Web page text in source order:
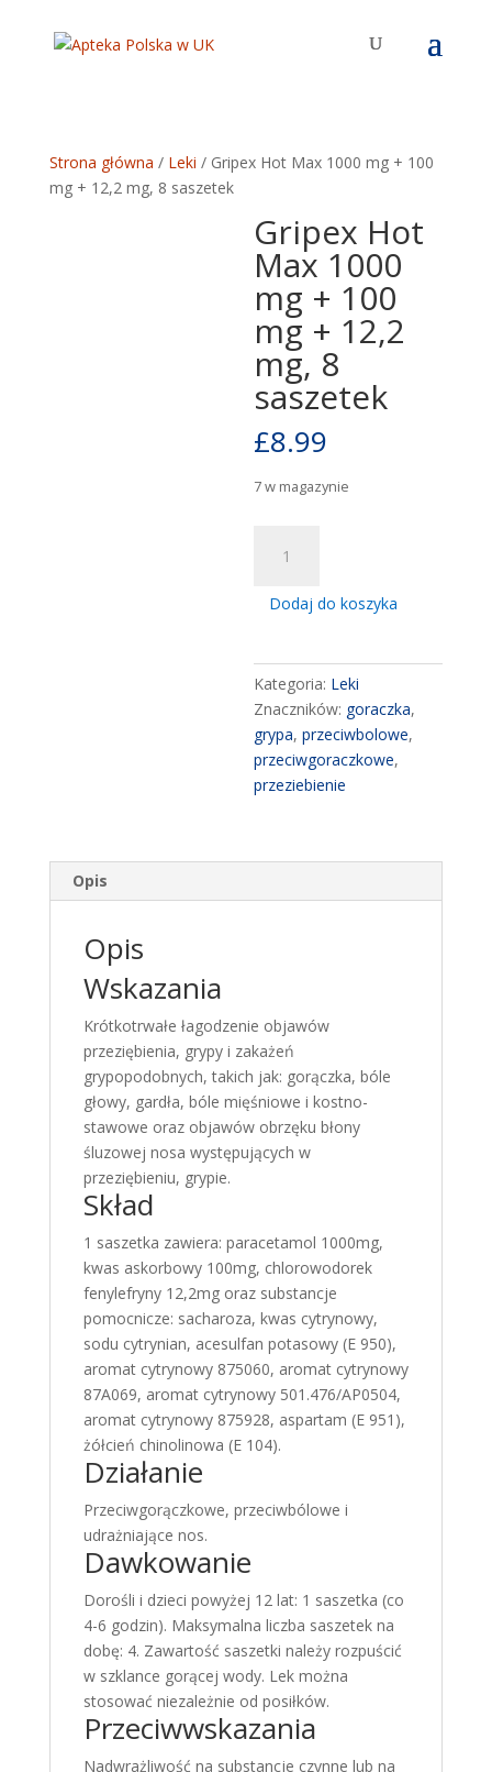
Strona główna / Leki / Gripex Hot Max 1000 mg + 100
mg + 12,2 mg, 8 saszetek
Gripex Hot
Max 1000
mg + 100
mg + 12,2
mg, 8
saszetek
£8.99
7 w magazynie
Gripex
Max
mg
+
100
mg
+
12,2
saszetek
Dodaj do koszyka
Kategoria: Leki
Znaczników: goraczka,
grypa,przeciwbolowe,
przeciwgoraczkowe,
przeziebienie
Opis
Opis
Wskazania
Krótkotrwałe łagodzenie objawów
przeziębienia, grypy i zakażeń
grypopodobnych, takich jak: gorączka, bóle
głowy, gardła, bóle mięśniowe i kostno-
stawowe oraz objawów obrzęku błony
śluzowej nosa występujących w
przeziębieniu, grypie.
Skład
1 saszetka zawiera: paracetamol 1000mg,
kwas askorbowy 100mg, chlorowodorek
fenylefryny 12,2mg oraz substancje
pomocnicze: sacharoza, kwas cytrynowy,
sodu cytrynian, acesulfan potasowy (E 950),
aromat cytrynowy 875060, aromat cytrynowy
87A069, aromat cytrynowy 501.476/AP0504,
aromat cytrynowy 875928, aspartam (E 951),
żółcień chinolinowa (E 104).
Działanie
Przeciwgorączkowe, przeciwbólowe i
udrażniające nos.
Dawkowanie
Dorośli i dzieci powyżej 12 lat: 1 saszetka (co
4-6 godzin). Maksymalna liczba saszetek na
dobę: 4. Zawartość saszetki należy rozpuścić
w szklance gorącej wody. Lek można
stosować niezależnie od posiłków.
Przeciwwskazania
Nadwrażliwość na substancje czynne lub na